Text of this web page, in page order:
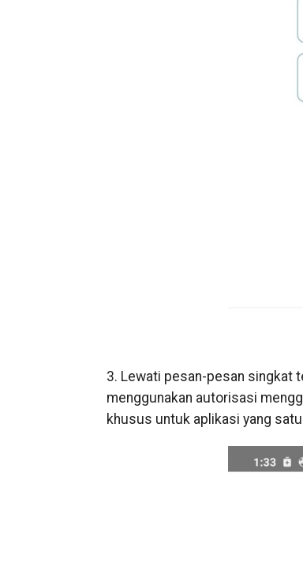
3. Lewati pesan-pesan singkat
menggunakan autorisasi
khusus untuk aplikasi yang satu